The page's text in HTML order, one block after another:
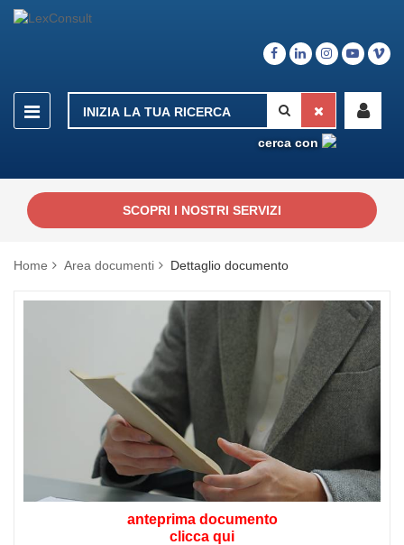
cerca con
SCOPRI I NOSTRI SERVIZI
Home Area documenti Dettaglio documento
anteprima documento
clicca qui